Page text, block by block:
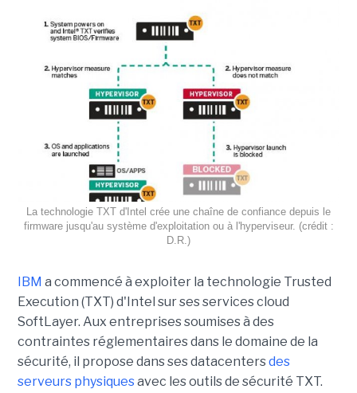
La technologie TXT d'Intel crée une chaîne de confiance depuis le
firmware jusqu'au système d'exploitation ou à l'hyperviseur. (crédit :
D.R.)
IBM a commencé à exploiter la technologie Trusted
Execution (TXT) d'Intel sur ses services cloud
SoftLayer. Aux entreprises soumises à des
contraintes réglementaires dans le domaine de la
sécurité, il propose dans ses datacentersdes
serveurs physiquesavec les outils de sécurité TXT.